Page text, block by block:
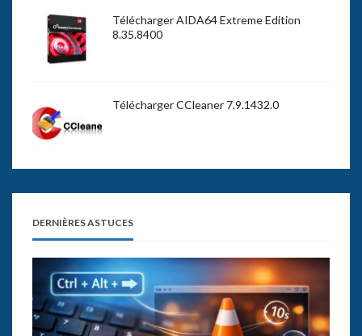
Télécharger AIDA64 Extreme Edition
8.35.8400
Télécharger CCleaner 7.9.1432.0
DERNIÈRES ASTUCES